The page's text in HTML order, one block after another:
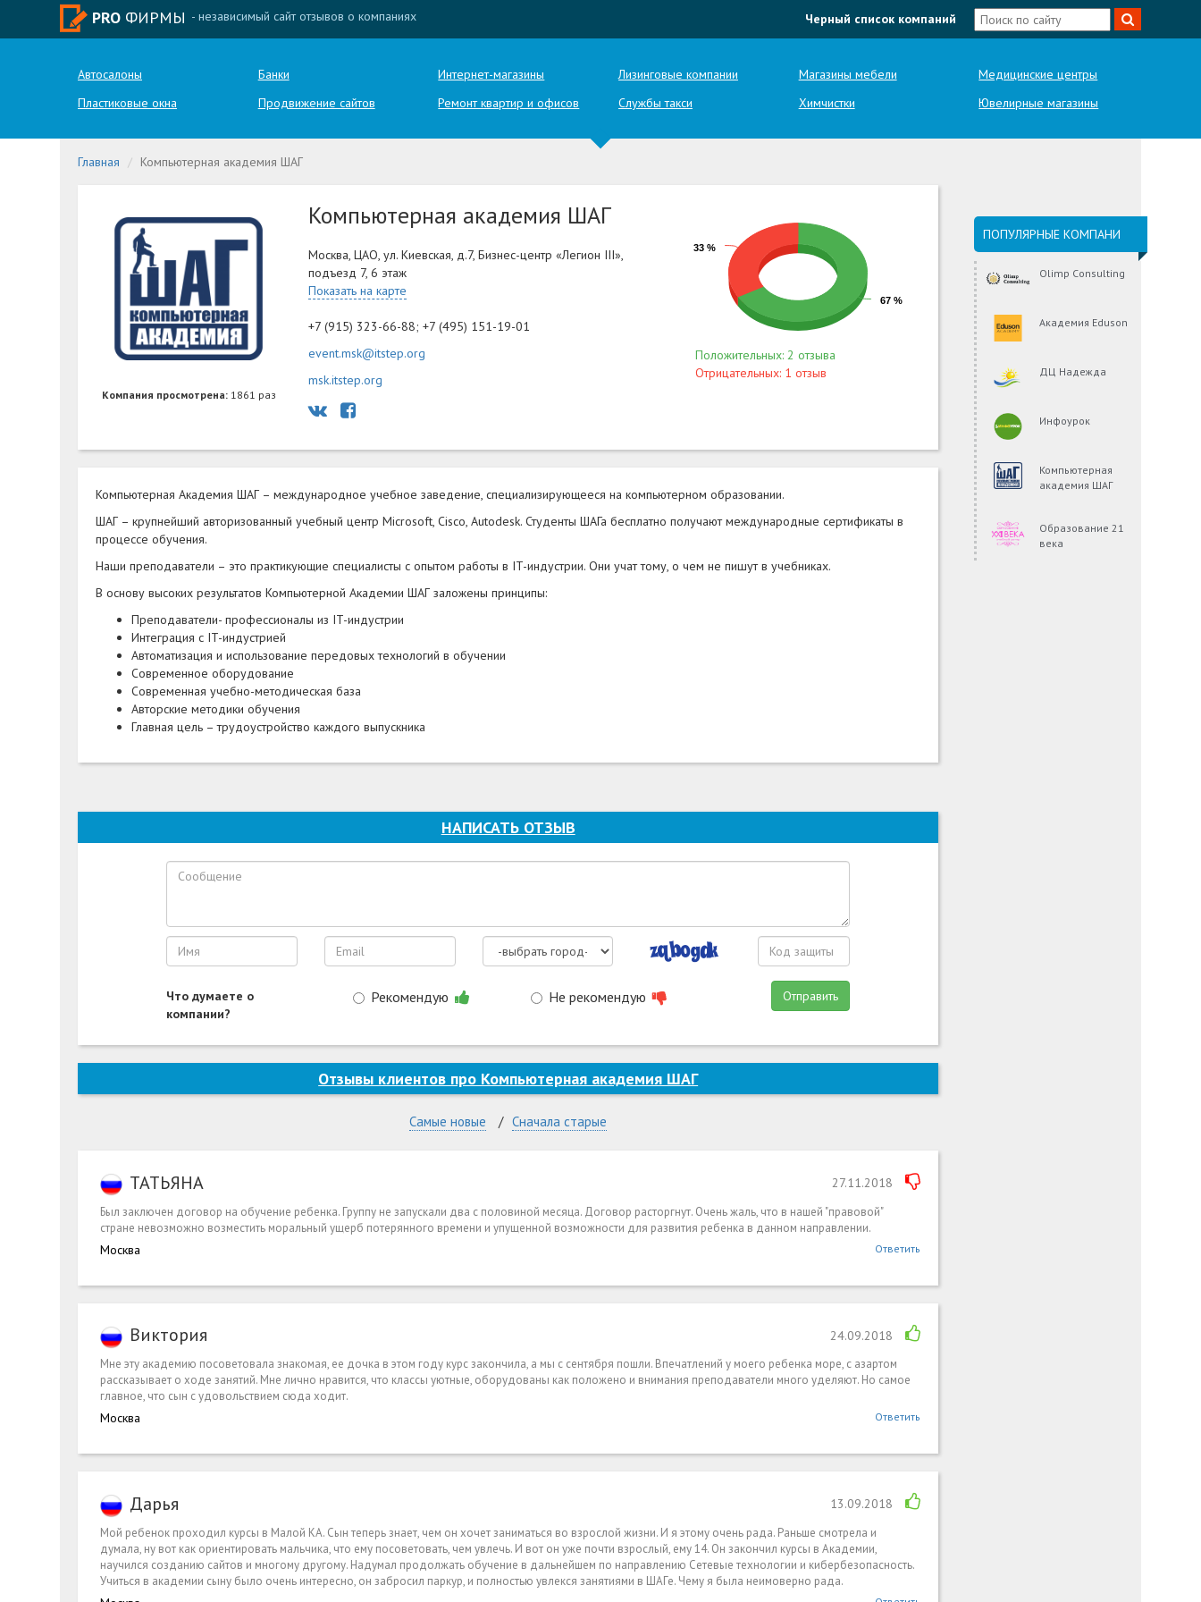
PRO ФИРМЫ - независимый сайт отзывов о компаниях Черный список компаний
Автосалоны Банки Интернет-магазины Лизинговые компании Магазины мебели
Медицинские центры
Пластиковые окна
Продвижение сайтов Ремонт квартир и офисов Службы такси Химчистки Ювелирные магазины
Главная Компьютерная академия ШАГ
Компания просмотрена: 1861 раз
Компьютерная академия ШАГ
Москва, ЦАО, ул. Киевская, д.7, Бизнес-центр «Легион III»,
подъезд 7, 6 этаж
Показать на карте
+7 (915) 323-66-88; +7 (495) 151-19-01
event.msk@itstep.org
msk.itstep.org
67 %
33 %
Положительных: 2 отзыва
Отрицательных: 1 отзыв
Компьютерная Академия ШАГ – международное учебное заведение, специализирующееся на компьютерном образовании.
ШАГ – крупнейший авторизованный учебный центр Microsoft, Cisco, Autodesk. Студенты ШАГа бесплатно получают международные сертификаты в
процессе обучения.
Наши преподаватели – это практикующие специалисты с опытом работы в IT-индустрии. Они учат тому, о чем не пишут в учебниках.
В основу высоких результатов Компьютерной Академии ШАГ заложены принципы:
Преподаватели- профессионалы из IT-индустрии
Интеграция с IT-индустрией
Автоматизация и использование передовых технологий в обучении
Современное оборудование
Современная учебно-методическая база
Авторские методики обучения
Главная цель – трудоустройство каждого выпускника
НАПИСАТЬ ОТЗЫВ
Что думаете о
компании?
Рекомендую Не рекомендую Отправить
Отзывы клиентов про Компьютерная академия ШАГ
Самые новые Сначала старые
ТАТЬЯНА 27.11.2018
Был заключен договор на обучение ребенка. Группу не запускали два с половиной месяца. Договор расторгнут. Очень жаль, что в нашей "правовой"
стране невозможно возместить моральный ущерб потерянного времени и упущенной возможности для развития ребенка в данном направлении.
Москва Ответить
Виктория 24.09.2018
Мне эту академию посоветовала знакомая, ее дочка в этом году курс закончила, а мы с сентября пошли. Впечатлений у моего ребенка море, с азартом
рассказывает о ходе занятий. Мне лично нравится, что классы уютные, оборудованы как положено и внимания преподаватели много уделяют. Но самое
главное, что сын с удовольствием сюда ходит.
Москва Ответить
Дарья 13.09.2018
Мой ребенок проходил курсы в Малой КА. Сын теперь знает, чем он хочет заниматься во взрослой жизни. И я этому очень рада. Раньше смотрела и
думала, ну вот как ориентировать мальчика, что ему посоветовать, чем увлечь. И вот он уже почти взрослый, ему 14. Он закончил курсы в Академии,
научился созданию сайтов и многому другому. Надумал продолжать обучение в дальнейшем по направлению Сетевые технологии и кибербезопасность.
Учиться в академии сыну было очень интересно, он забросил паркур, и полностью увлекся занятиями в ШАГе. Чему я была неимоверно рада.
ПОПУЛЯРНЫЕ КОМПАНИ
Olimp Consulting
Академия Eduson
ДЦ Надежда
Инфоурок
Компьютерная
академия ШАГ
Образование 21
века